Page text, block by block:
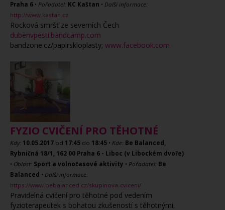
Praha 6 • Pořadatel: KC Kaštan • Další informace:
http://www.kastan.cz
Rocková smršť ze severních Čech
dubenvpesti.bandcamp.com
bandzone.cz/papirskloplasty; www.facebook.com
FYZIO CVIČENÍ PRO TĚHOTNÉ
Kdy: 10.05.2017 od 17:45 do 18:45 • Kde: Be Balanced,
Rybničná 18/1, 162 00 Praha 6 - Liboc (v Libockém dvoře)
• Oblast: Sport a volnočasové aktivity • Pořadatel: Be
Balanced • Další informace:
https://www.bebalanced.cz/skupinova-cviceni/
Pravidelná cvičení pro těhotné pod vedením
fyzioterapeutek s bohatou zkušeností s těhotnými,